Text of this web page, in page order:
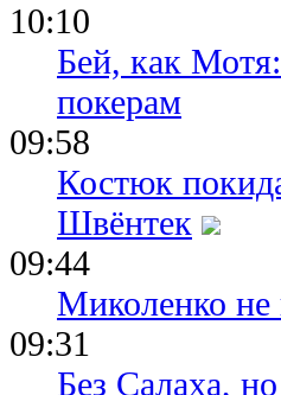
10:10
Бей, как
покерам
09:58
Костюк
Швёнтек
09:44
Миколенко не
09:31
Без Салаха,